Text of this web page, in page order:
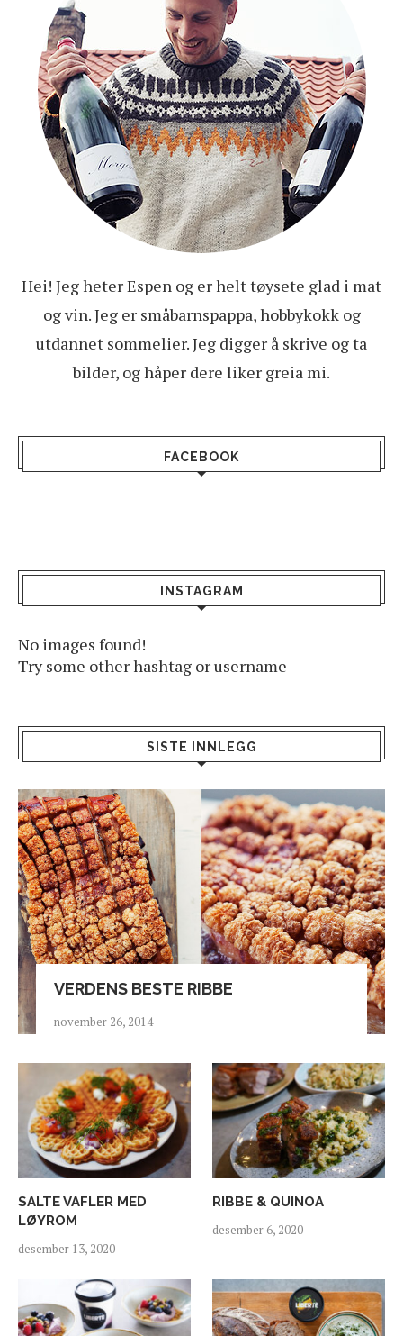
Hei! Jeg heter Espen og er helt tøysete glad i mat
og vin. Jeg er småbarnspappa, hobbykokk og
utdannet sommelier. Jeg digger å skrive og ta
bilder, og håper dere liker greia mi.
FACEBOOK
INSTAGRAM
No images found!
Try some other hashtag or username
SISTE INNLEGG
VERDENS BESTE RIBBE
november 26, 2014
SALTE VAFLER MED
LØYROM
desember 13, 2020
RIBBE & QUINOA
desember 6, 2020